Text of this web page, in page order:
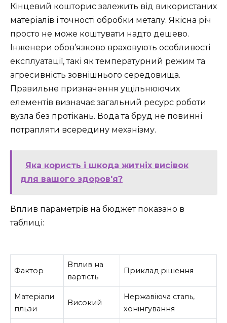
Кінцевий кошторис залежить від використаних
матеріалів і точності обробки металу. Якісна річ
просто не може коштувати надто дешево.
Інженери обов’язково враховують особливості
експлуатації, такі як температурний режим та
агресивність зовнішнього середовища.
Правильне призначення ущільнюючих
елементів визначає загальний ресурс роботи
вузла без протікань. Вода та бруд не повинні
потрапляти всередину механізму.
Яка користь і шкода житніх висівок
для вашого здоров'я?
Вплив параметрів на бюджет показано в
таблиці:
Фактор
Вплив на
вартість
Приклад рішення
Матеріали
гільзи
Високий
Нержавіюча сталь,
хонінгування